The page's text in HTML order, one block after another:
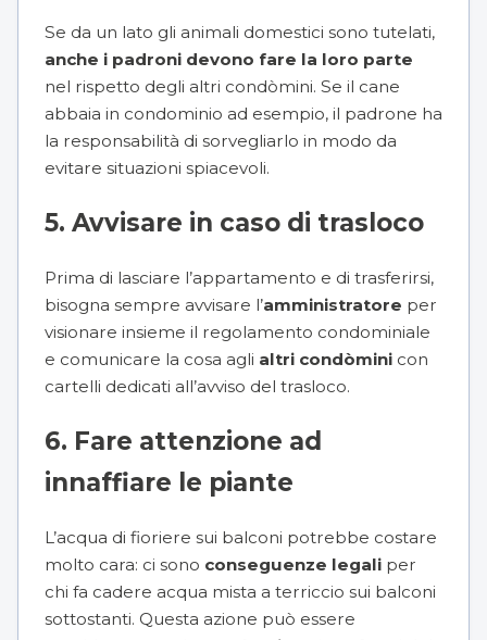
Se da un lato gli animali domestici sono tutelati,
anche i padroni devono fare la loro parte
nel rispetto degli altri condòmini. Se il cane
abbaia in condominio ad esempio, il padrone ha
la responsabilità di sorvegliarlo in modo da
evitare situazioni spiacevoli.
5. Avvisare in caso di trasloco
Prima di lasciare l’appartamento e di trasferirsi,
bisogna sempre avvisare l’amministratore per
visionare insieme il regolamento condominiale
e comunicare la cosa agli altri condòmini con
cartelli dedicati all’avviso del trasloco.
6. Fare attenzione ad
innaffiare le piante
L’acqua di fioriere sui balconi potrebbe costare
molto cara: ci sono conseguenze legali per
chi fa cadere acqua mista a terriccio sui balconi
sottostanti. Questa azione può essere